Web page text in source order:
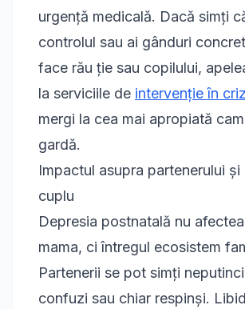
urgență medicală. Dacă simți
controlul sau ai gânduri
face rău ție sau copilului,
la serviciile de intervenție în
mergi la cea mai apropiată
gardă.
Impactul asupra partenerului și
cuplu
Depresia postnatală nu
mama, ci întregul ecosistem
Partenerii se pot simți
confuzi sau chiar respinși.